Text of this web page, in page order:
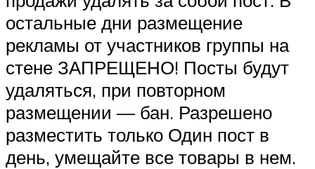
остальные дни размещение
рекламы от участников группы на
стене ЗАПРЕЩЕНО! Посты будут
удаляться, при повторном
размещении — бан. Разрешено
разместить только Один пост в
день, умещайте все товары в нем.